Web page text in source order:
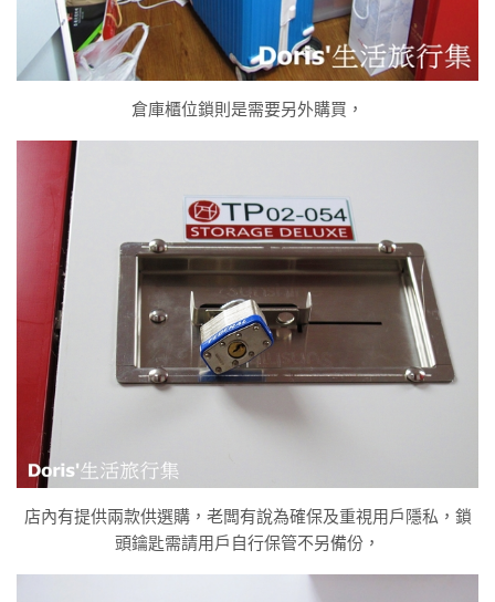
倉庫櫃位鎖則是需要另外購買，
店內有提供兩款供選購，老闆有說為確保及重視用戶隱私，鎖
頭鑰匙需請用戶自行保管不另備份，